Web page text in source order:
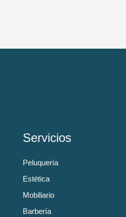
Servicios
Peluquería
Estética
Mobiliario
Barbería